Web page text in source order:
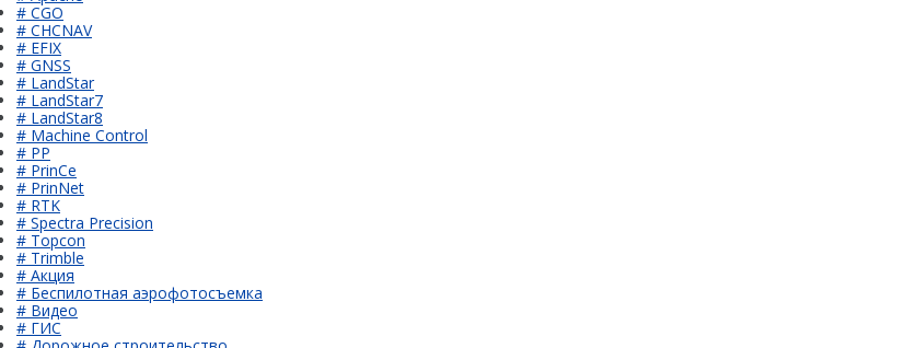
# CGO
# CHCNAV
# EFIX
# GNSS
# LandStar
# LandStar7
# LandStar8
# Machine Control
# PP
# PrinCe
# PrinNet
# RTK
# Spectra Precision
# Topcon
# Trimble
# Акция
# Беспилотная аэрофотосъемка
# Видео
# ГИС